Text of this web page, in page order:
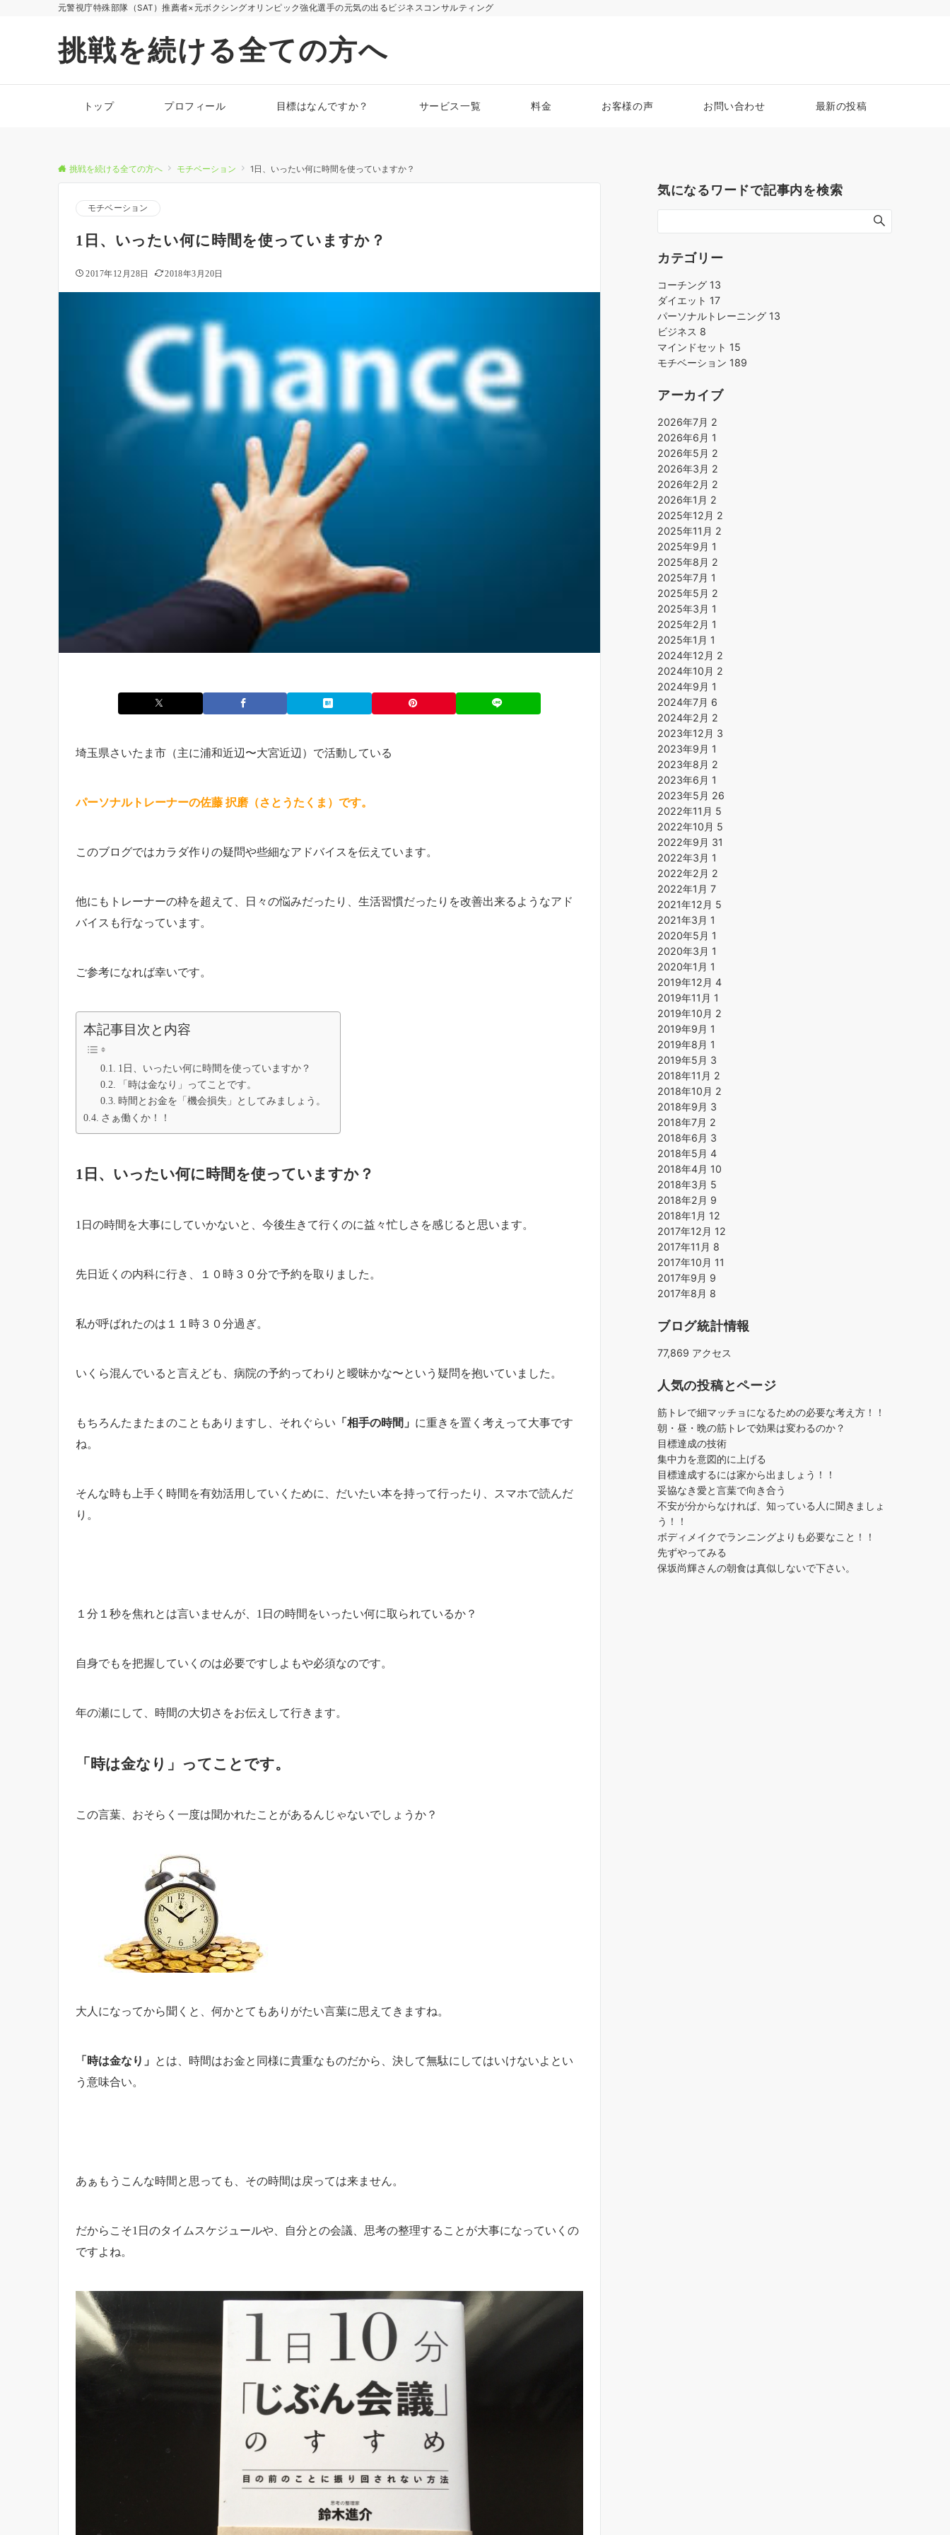
元警視庁特殊部隊（SAT）推薦者×元ボクシングオリンピック強化選手の元気の出るビジネスコンサルティング
挑戦を続ける全ての方へ
トップ プロフィール 目標はなんですか？ サービス一覧 料金 お客様の声 お問い合わせ 最新の投稿
挑戦を続ける全ての方へ モチベーション 1日、いったい何に時間を使っていますか？
モチベーション
1日、いったい何に時間を使っていますか？
2017年12月28日 2018年3月20日
埼玉県さいたま市（主に浦和近辺〜大宮近辺）で活動している
パーソナルトレーナーの佐藤 択磨（さとうたくま）です。
このブログではカラダ作りの疑問や些細なアドバイスを伝えています。
他にもトレーナーの枠を超えて、日々の悩みだったり、生活習慣だったりを改善出来るようなアド
バイスも行なっています。
ご参考になれば幸いです。
本記事目次と内容
1日、いったい何に時間を使っていますか？
「時は金なり」ってことです。
時間とお金を「機会損失」としてみましょう。
さぁ働くか！！
1日、いったい何に時間を使っていますか？
1日の時間を大事にしていかないと、今後生きて行くのに益々忙しさを感じると思います。
先日近くの内科に行き、１０時３０分で予約を取りました。
私が呼ばれたのは１１時３０分過ぎ。
いくら混んでいると言えども、病院の予約ってわりと曖昧かな〜という疑問を抱いていました。
もちろんたまたまのこともありますし、それぐらい 「相手の時間」 に重きを置く考えって大事です
ね。
そんな時も上手く時間を有効活用していくために、だいたい本を持って行ったり、スマホで読んだ
り。
１分１秒を焦れとは言いませんが、1日の時間をいったい何に取られているか？
自身でもを把握していくのは必要ですしよもや必須なのです。
年の瀬にして、時間の大切さをお伝えして行きます。
「時は金なり」ってことです。
この言葉、おそらく一度は聞かれたことがあるんじゃないでしょうか？
大人になってから聞くと、何かとてもありがたい言葉に思えてきますね。
「時は金なり」
とは、時間はお金と同様に貴重なものだから、決して無駄にしてはいけないよとい
う意味合い。
あぁもうこんな時間と思っても、その時間は戻っては来ません。
だからこそ1日のタイムスケジュールや、自分との会議、思考の整理することが大事になっていくの
ですよね。
気になるワードで記事内を検索
カテゴリー
コーチング 13
ダイエット 17
パーソナルトレーニング 13
ビジネス 8
マインドセット 15
モチベーション 189
アーカイブ
2026年7月 2
2026年6月 1
2026年5月 2
2026年3月 2
2026年2月 2
2026年1月 2
2025年12月 2
2025年11月 2
2025年9月 1
2025年8月 2
2025年7月 1
2025年5月 2
2025年3月 1
2025年2月 1
2025年1月 1
2024年12月 2
2024年10月 2
2024年9月 1
2024年7月 6
2024年2月 2
2023年12月 3
2023年9月 1
2023年8月 2
2023年6月 1
2023年5月 26
2022年11月 5
2022年10月 5
2022年9月 31
2022年3月 1
2022年2月 2
2022年1月 7
2021年12月 5
2021年3月 1
2020年5月 1
2020年3月 1
2020年1月 1
2019年12月 4
2019年11月 1
2019年10月 2
2019年9月 1
2019年8月 1
2019年5月 3
2018年11月 2
2018年10月 2
2018年9月 3
2018年7月 2
2018年6月 3
2018年5月 4
2018年4月 10
2018年3月 5
2018年2月 9
2018年1月 12
2017年12月 12
2017年11月 8
2017年10月 11
2017年9月 9
2017年8月 8
ブログ統計情報
77,869 アクセス
人気の投稿とページ
筋トレで細マッチョになるための必要な考え方！！
朝・昼・晩の筋トレで効果は変わるのか？
目標達成の技術
集中力を意図的に上げる
目標達成するには家から出ましょう！！
妥協なき愛と言葉で向き合う
不安が分からなければ、知っている人に聞きましょ
う！！
ボディメイクでランニングよりも必要なこと！！
先ずやってみる
保坂尚輝さんの朝食は真似しないで下さい。